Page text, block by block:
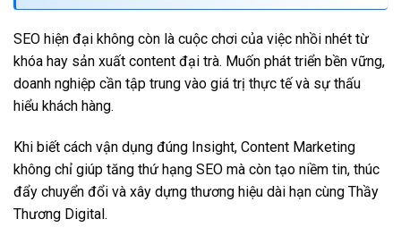
SEO hiện đại không còn là cuộc chơi của việc nhồi nhét từ
khóa hay sản xuất content đại trà. Muốn phát triển bền vững,
doanh nghiệp cần tập trung vào giá trị thực tế và sự thấu
hiểu khách hàng.
Khi biết cách vận dụng đúng Insight, Content Marketing
không chỉ giúp tăng thứ hạng SEO mà còn tạo niềm tin, thúc
đẩy chuyển đổi và xây dựng thương hiệu dài hạn cùng Thầy
Thương Digital.